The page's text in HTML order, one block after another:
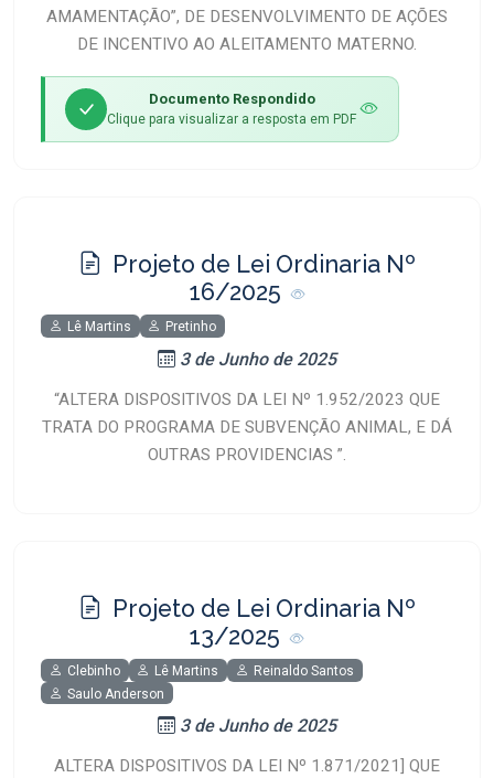
AMAMENTAÇÃO”, DE DESENVOLVIMENTO DE AÇÕES
DE INCENTIVO AO ALEITAMENTO MATERNO.
Documento Respondido
Clique para visualizar a resposta em PDF
Projeto de Lei Ordinaria Nº
16/2025
Lê Martins Pretinho
3 de Junho de 2025
“ALTERA DISPOSITIVOS DA LEI Nº 1.952/2023 QUE
TRATA DO PROGRAMA DE SUBVENÇÃO ANIMAL, E DÁ
OUTRAS PROVIDENCIAS ”.
Projeto de Lei Ordinaria Nº
13/2025
Clebinho Lê Martins
Reinaldo Santos
Saulo Anderson
3 de Junho de 2025
ALTERA DISPOSITIVOS DA LEI Nº 1.871/2021] QUE